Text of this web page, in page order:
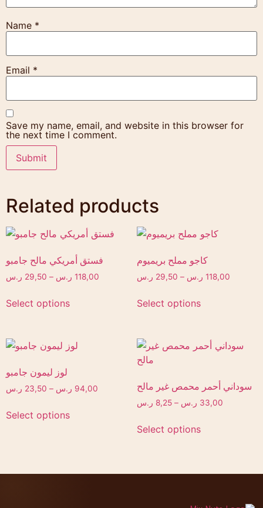
Name *
Email *
Save my name, email, and website in this browser for
the next time I comment.
Related products
فستق أمريكي مالح جامبو
29,50 ر.س – 118,00 ر.س
Select options
كاجو مملح بريميوم
29,50 ر.س – 118,00 ر.س
Select options
لوز ليمون جامبو
23,50 ر.س – 94,00 ر.س
Select options
سوداني أحمر محمص غير مالح
8,25 ر.س – 33,00 ر.س
Select options